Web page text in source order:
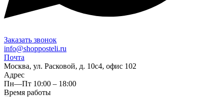
Заказать звонок
info@shopposteli.ru
Почта
Москва, ул. Расковой, д. 10с4, офис 102
Адрес
Пн—Пт 10:00 – 18:00
Время работы